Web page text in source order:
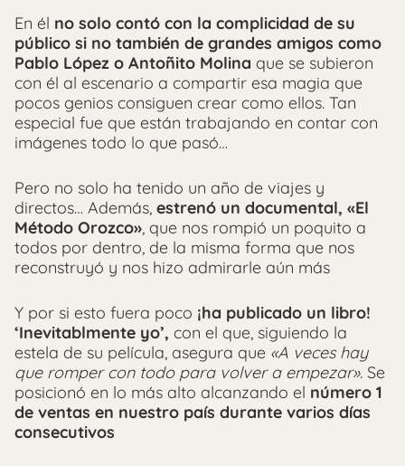
En él no solo contó con la complicidad de su
público si no también de grandes amigos como
Pablo López o Antoñito Molina que se subieron
con él al escenario a compartir esa magia que
pocos genios consiguen crear como ellos. Tan
especial fue que están trabajando en contar con
imágenes todo lo que pasó…
Pero no solo ha tenido un año de viajes y
directos… Además, estrenó un documental, «El
Método Orozco», que nos rompió un poquito a
todos por dentro, de la misma forma que nos
reconstruyó y nos hizo admirarle aún más
Y por si esto fuera poco ¡ha publicado un libro!
‘Inevitablmente yo’, con el que, siguiendo la
estela de su película, asegura que «A veces hay
que romper con todo para volver a empezar». Se
posicionó en lo más alto alcanzando el número 1
de ventas en nuestro país durante varios días
consecutivos